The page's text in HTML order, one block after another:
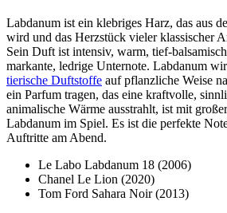
Labdanum ist ein klebriges Harz, das aus
wird und das Herzstück vieler klassischer
Sein Duft ist intensiv, warm, tief-
markante, ledrige Unternote. Labdanum
tierische Duftstoffe auf pflanzliche Weise
ein Parfum tragen, das eine kraftvolle,
animalische Wärme ausstrahlt, ist mit
Labdanum im Spiel. Es ist die perfekte
Auftritte am Abend.
Le Labo Labdanum 18 (2006)
Chanel Le Lion (2020)
Tom Ford Sahara Noir (2013)